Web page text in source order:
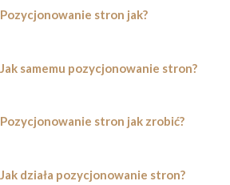
Pozycjonowanie stron jak?
Jak samemu pozycjonowanie stron?
Pozycjonowanie stron jak zrobić?
Jak działa pozycjonowanie stron?